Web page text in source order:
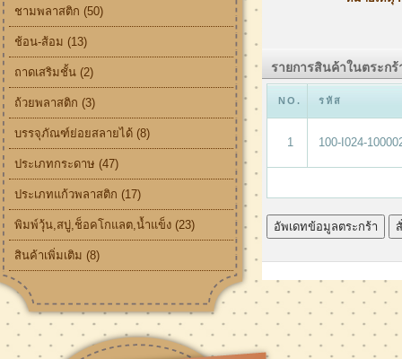
รายการสินค้าในตระกร้
NO. รหัส
1 100-I024-
ชามพลาสติก (50)
ช้อน-ส้อม (13)
ถาดเสริมชั้น (2)
ถ้วยพลาสติก (3)
บรรจุภัณฑ์ย่อยสลายได้ (8)
ประเภทกระดาษ (47)
ประเภทแก้วพลาสติก (17)
พิมพ์วุ้น,สบู่,ช็อคโกแลต,น้ำแข็ง (23)
สินค้าเพิ่มเติม (8)